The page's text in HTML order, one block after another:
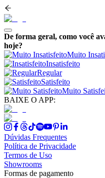
De forma geral, como você
hoje?
Muito
Insatisfeito
Regular
Satisfeito
Muito
BAIXE O APP:
Dúvidas Frequentes
Política de Privacidade
Termos de Uso
Showrooms
Formas de pagamento